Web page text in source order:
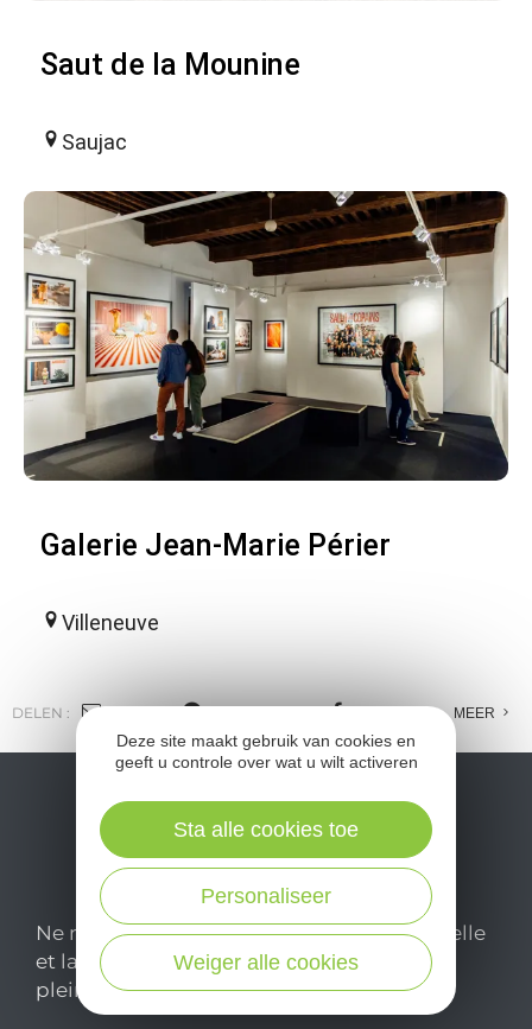
Saut de la Mounine
Saujac
Galerie Jean-Marie Périer
Villeneuve
DELEN : MEER
Ne manquez pas notre newsletter mensuelle
et laissez-vous inspirer pour profiter
pleinement de votre séjour en Aveyron.
Deze site maakt gebruik van cookies en
geeft u controle over wat u wilt activeren
Weiger alle cookies
Personaliseer
Sta alle cookies toe